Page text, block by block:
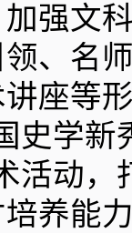
强文
、名
座等
史学新
活动
养能